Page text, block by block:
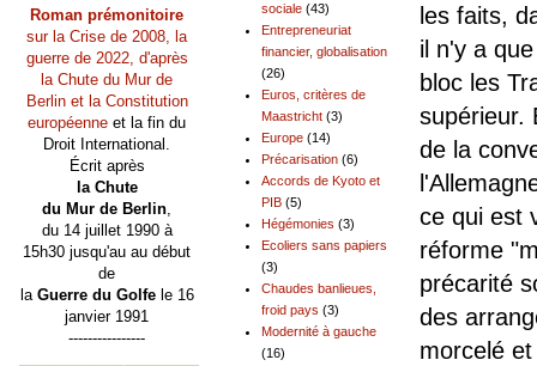
les faits,
il n'y a
bloc les
supérieur.
de la
ce qui est
réforme
précarité
des
morcelé
sociale (43)
Entrepreneuriat
financier, globalisation
(26)
Euros, critères de
Maastricht (3)
Europe (14)
Précarisation (6)
Accords de Kyoto et
PIB (5)
Hégémonies (3)
Ecoliers sans papiers
(3)
Chaudes banlieues,
froid pays (3)
Modernité à gauche
(16)
Roman prémonitoire
sur la Crise de 2008, la
guerre de 2022, d'après
la Chute du Mur de
Berlin et la Constitution
européenne et la fin du
Droit International.
Écrit après
la Chute
du Mur de Berlin,
du 14 juillet 1990 à
15h30 jusqu'au au début
de
la Guerre du Golfele 16
janvier 1991
----------------